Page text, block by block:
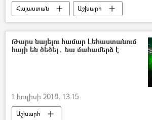
Հայաստան
Աշխարհ
հասարակություն
Քաղաքականություն
Արցախ
մշակույթ
Ամենայն Հայոց կաթողիկոս Գարեգին Բ
Թարս նայելու համար Լեհաստանում
հայի են ծեծել․ նա մահամերձ է
1 հուլիսի 2018, 13:15
Աշխարհ